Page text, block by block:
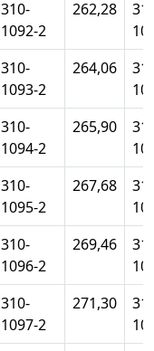
310-
1092-2
262,28
310-
1093-2
264,06
310-
1094-2
265,90
310-
1095-2
267,68
310-
1096-2
269,46
310-
1097-2
271,30